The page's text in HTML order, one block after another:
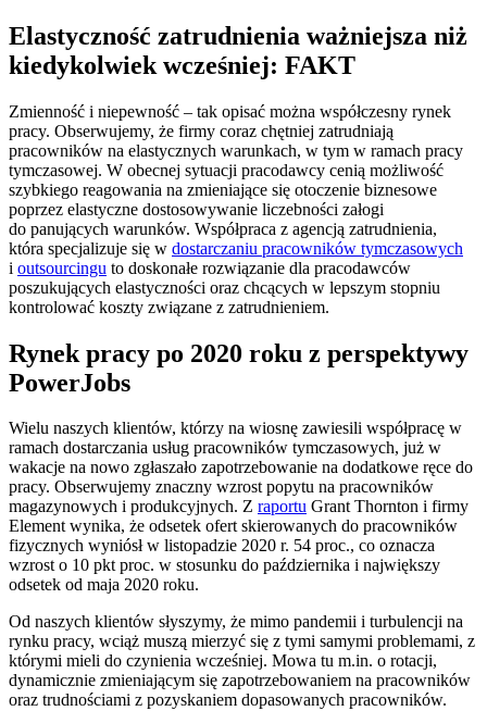
Elastyczność zatrudnienia ważniejsza niż
kiedykolwiek wcześniej: FAKT
Zmienność i niepewność – tak opisać można współczesny rynek
pracy. Obserwujemy, że firmy coraz chętniej zatrudniają
pracowników na elastycznych warunkach, w tym w ramach pracy
tymczasowej. W obecnej sytuacji pracodawcy cenią możliwość
szybkiego reagowania na zmieniające się otoczenie biznesowe
poprzez elastyczne dostosowywanie liczebności załogi
do panujących warunków. Współpraca z agencją zatrudnienia,
która specjalizuje się w dostarczaniu pracowników tymczasowych
i outsourcingu to doskonałe rozwiązanie dla pracodawców
poszukujących elastyczności oraz chcących w lepszym stopniu
kontrolować koszty związane z zatrudnieniem.
Rynek pracy po 2020 roku z perspektywy
PowerJobs
Wielu naszych klientów, którzy na wiosnę zawiesili współpracę w
ramach dostarczania usług pracowników tymczasowych, już w
wakacje na nowo zgłaszało zapotrzebowanie na dodatkowe ręce do
pracy. Obserwujemy znaczny wzrost popytu na pracowników
magazynowych i produkcyjnych. Z raportu Grant Thornton i firmy
Element wynika, że odsetek ofert skierowanych do pracowników
fizycznych wyniósł w listopadzie 2020 r. 54 proc., co oznacza
wzrost o 10 pkt proc. w stosunku do października i największy
odsetek od maja 2020 roku.
Od naszych klientów słyszymy, że mimo pandemii i turbulencji na
rynku pracy, wciąż muszą mierzyć się z tymi samymi problemami, z
którymi mieli do czynienia wcześniej. Mowa tu m.in. o rotacji,
dynamicznie zmieniającym się zapotrzebowaniem na pracowników
oraz trudnościami z pozyskaniem dopasowanych pracowników.